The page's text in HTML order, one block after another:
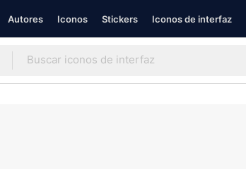
Autores Iconos Stickers Iconos de interfaz